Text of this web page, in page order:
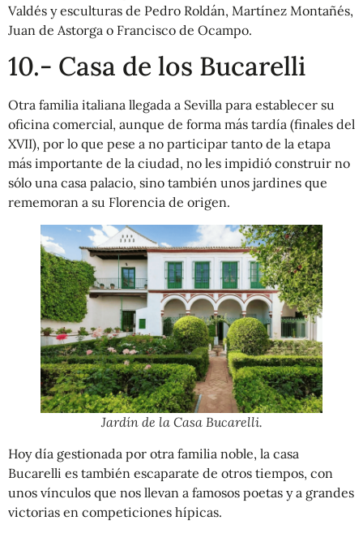
Valdés y esculturas de Pedro Roldán, Martínez Montañés,
Juan de Astorga o Francisco de Ocampo.
10.- Casa de los Bucarelli
Otra familia italiana llegada a Sevilla para establecer su
oficina comercial, aunque de forma más tardía (finales del
XVII), por lo que pese a no participar tanto de la etapa
más importante de la ciudad, no les impidió construir no
sólo una casa palacio, sino también unos jardines que
rememoran a su Florencia de origen.
Jardín de la Casa Bucarelli.
Hoy día gestionada por otra familia noble, la casa
Bucarelli es también escaparate de otros tiempos, con
unos vínculos que nos llevan a famosos poetas y a grandes
victorias en competiciones hípicas.